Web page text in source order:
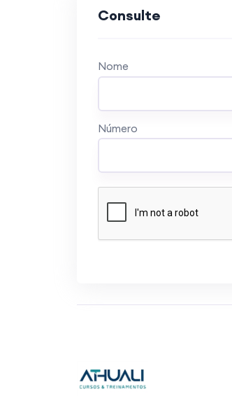
Consulte
Nome
Número